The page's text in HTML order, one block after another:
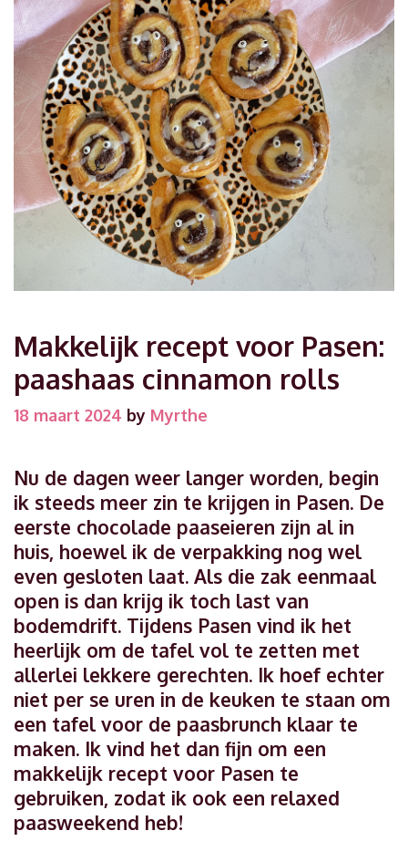
Makkelijk recept voor Pasen:
paashaas cinnamon rolls
18 maart 2024 by Myrthe
Nu de dagen weer langer worden, begin
ik steeds meer zin te krijgen in Pasen. De
eerste chocolade paaseieren zijn al in
huis, hoewel ik de verpakking nog wel
even gesloten laat. Als die zak eenmaal
open is dan krijg ik toch last van
bodemdrift. Tijdens Pasen vind ik het
heerlijk om de tafel vol te zetten met
allerlei lekkere gerechten. Ik hoef echter
niet per se uren in de keuken te staan om
een tafel voor de paasbrunch klaar te
maken. Ik vind het dan fijn om een
makkelijk recept voor Pasen te
gebruiken, zodat ik ook een relaxed
paasweekend heb!